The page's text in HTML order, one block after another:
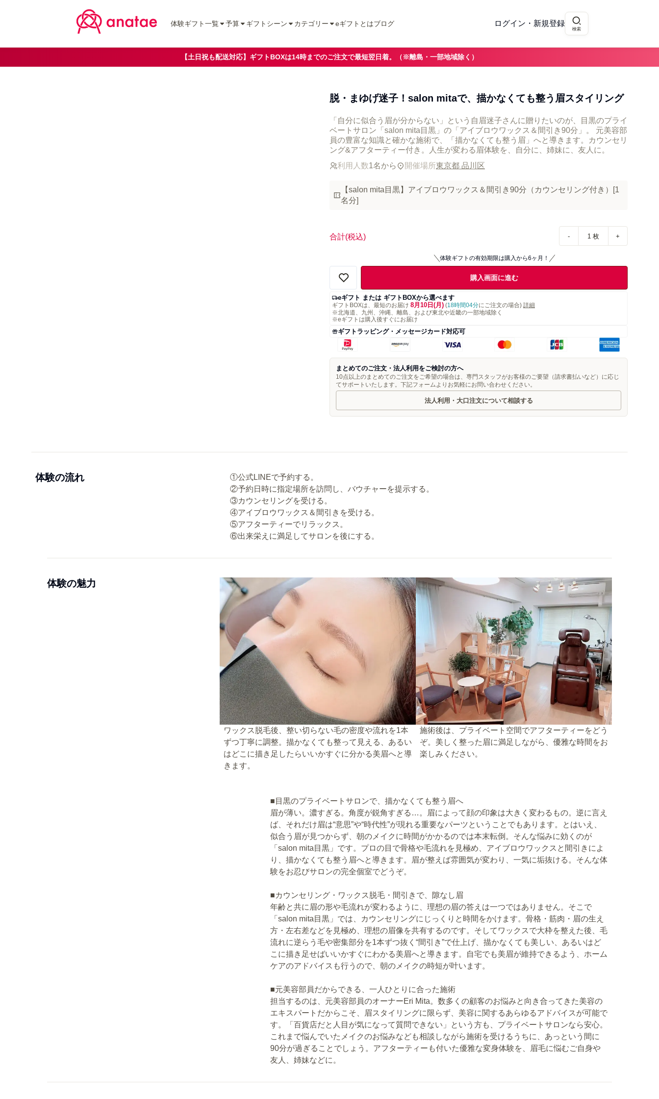
体験ギフト一覧 予算 ギフトシーン カテゴリー eギフトとはブログ ログイン・新規登録
検索
【土日祝も配送対応】ギフトBOXは14時までのご注文で最短翌日着。（※離島・一部地域除く）
脱・まゆげ迷子！salon mitaで、描かなくても整う眉スタイリング
「自分に似合う眉が分からない」という自眉迷子さんに贈りたいのが、目黒のプライ
ベートサロン「salon mita目黒」の「アイブロウワックス＆間引き90分」。 元美容部
員の豊富な知識と確かな施術で、「描かなくても整う眉」へと導きます。カウンセリ
ング&アフターティー付き。人生が変わる眉体験を、自分に、姉妹に、友人に。
利用人数1名から 開催場所東京都 品川区
【salon mita目黒】アイブロウワックス＆間引き90分（カウンセリング付き）[1
名分]
合計(税込) - 1 枚 +
体験ギフトの有効期限は購入から6ヶ月！
購入画面に進む
eギフト または ギフトBOXから選べます
ギフトBOXは、最短のお届け 8月10日(月) (18時間04分にご注文の場合) 詳細
※北海道、九州、沖縄、離島、および東北や近畿の一部地域除く
※eギフトは購入後すぐにお届け
ギフトラッピング・メッセージカード対応可
まとめてのご注文・法人利用をご検討の方へ
10点以上のまとめてのご注文をご希望の場合は、専門スタッフがお客様のご要望（請求書払いなど）に応じ
てサポートいたします。下記フォームよりお気軽にお問い合わせください。
法人利用・大口注文について相談する
体験の流れ
①公式LINEで予約する。
②予約日時に指定場所を訪問し、バウチャーを提示する。
③カウンセリングを受ける。
④アイブロウワックス＆間引きを受ける。
⑤アフターティーでリラックス。
⑥出来栄えに満足してサロンを後にする。
体験の魅力
ワックス脱毛後、整い切らない毛の密度や流れを1本
ずつ丁寧に調整。描かなくても整って見える、あるい
はどこに描き足したらいいかすぐに分かる美眉へと導
きます。
施術後は、プライベート空間でアフターティーをどう
ぞ。美しく整った眉に満足しながら、優雅な時間をお
楽しみください。
■目黒のプライベートサロンで、描かなくても整う眉へ
眉が薄い。濃すぎる。角度が鋭角すぎる…。眉によって顔の印象は大きく変わるもの。逆に言え
ば、それだけ眉は“意思”や“時代性”が現れる重要なパーツということでもあります。とはいえ、
似合う眉が見つからず、朝のメイクに時間がかかるのでは本末転倒。そんな悩みに効くのが
「salon mita目黒」です。プロの目で骨格や毛流れを見極め、アイブロウワックスと間引きによ
り、描かなくても整う眉へと導きます。眉が整えば雰囲気が変わり、一気に垢抜ける。そんな体
験をお忍びサロンの完全個室でどうぞ。
■カウンセリング・ワックス脱毛・間引きで、隙なし眉
年齢と共に眉の形や毛流れが変わるように、理想の眉の答えは一つではありません。そこで
「salon mita目黒」では、カウンセリングにじっくりと時間をかけます。骨格・筋肉・眉の生え
方・左右差などを見極め、理想の眉像を共有するのです。そしてワックスで大枠を整えた後、毛
流れに逆らう毛や密集部分を1本ずつ抜く“間引き”で仕上げ、描かなくても美しい、あるいはど
こに描き足せばいいかすぐにわかる美眉へと導きます。自宅でも美眉が維持できるよう、ホーム
ケアのアドバイスも行うので、朝のメイクの時短が叶います。
■元美容部員だからできる、一人ひとりに合った施術
担当するのは、元美容部員のオーナーEri Mita。数多くの顧客のお悩みと向き合ってきた美容の
エキスパートだからこそ、眉スタイリングに限らず、美容に関するあらゆるアドバイスが可能で
す。「百貨店だと人目が気になって質問できない」という方も、プライベートサロンなら安心。
これまで悩んでいたメイクのお悩みなども相談しながら施術を受けるうちに、あっという間に
90分が過ぎることでしょう。アフターティーも付いた優雅な変身体験を、眉毛に悩むご自身や